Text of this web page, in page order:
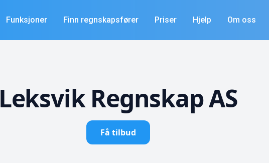
Funksjoner Finn regnskapsfører Priser Hjelp Om oss
Leksvik Regnskap AS
Få tilbud